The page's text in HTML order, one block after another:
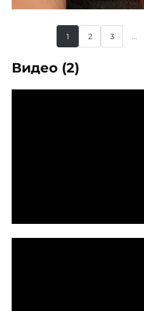
1 2 3 ...
Видео (2)